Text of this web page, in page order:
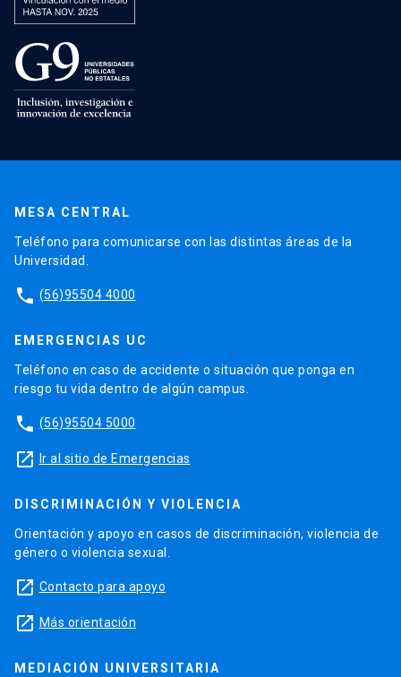
MESA CENTRAL
Teléfono para comunicarse con las distintas áreas de la
Universidad.
phone (56)95504 4000
EMERGENCIAS UC
Teléfono en caso de accidente o situación que ponga en
riesgo tu vida dentro de algún campus.
phone (56)95504 5000
launch Ir al sitio de Emergencias
DISCRIMINACIÓN Y VIOLENCIA
Orientación y apoyo en casos de discriminación, violencia de
género o violencia sexual.
launch Contacto para apoyo
launch Más orientación
MEDIACIÓN UNIVERSITARIA